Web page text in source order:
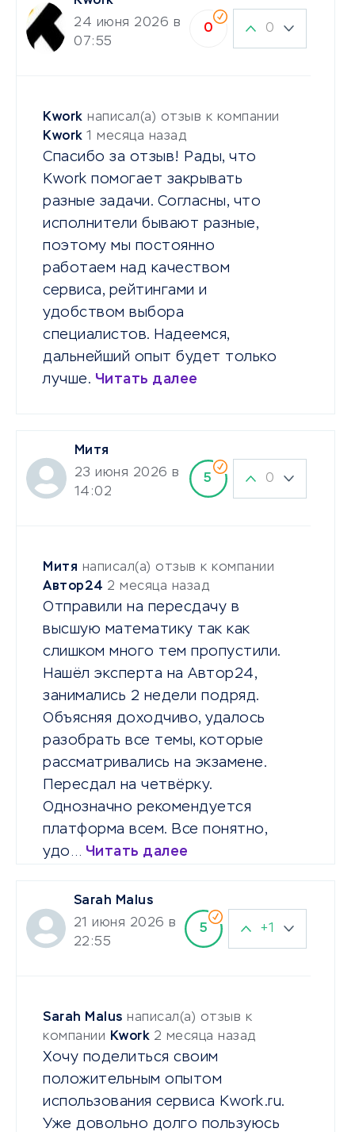
24 июня 2026 в
07:55
0 0
Kwork написал(а) отзыв к компании
Kwork 1 месяца назад
Спасибо за отзыв! Рады, что
Kwork помогает закрывать
разные задачи. Согласны, что
исполнители бывают разные,
поэтому мы постоянно
работаем над качеством
сервиса, рейтингами и
удобством выбора
специалистов. Надеемся,
дальнейший опыт будет только
лучше. Читать далее
Митя
23 июня 2026 в
14:02
5 0
Митя написал(а) отзыв к компании
Автор24 2 месяца назад
Отправили на пересдачу в
высшую математику так как
слишком много тем пропустили.
Нашёл эксперта на Автор24,
занимались 2 недели подряд.
Объясняя доходчиво, удалось
разобрать все темы, которые
рассматривались на экзамене.
Пересдал на четвёрку.
Однозначно рекомендуется
платформа всем. Все понятно,
удо… Читать далее
Sarah Malus
21 июня 2026 в
22:55
5 +1
Sarah Malus написал(а) отзыв к
компании Kwork 2 месяца назад
Хочу поделиться своим
положительным опытом
использования сервиса Kwork.ru.
Уже довольно долго пользуюсь